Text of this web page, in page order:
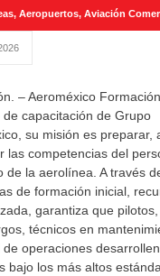
, Aeropuertos, Aviación
– Aeroméxico
de capacitación de Grupo
su misión es preparar,
las competencias del
de la aerolínea. A través
de formación inicial,
garantiza que pilotos,
técnicos en
de operaciones
bajo los más altos